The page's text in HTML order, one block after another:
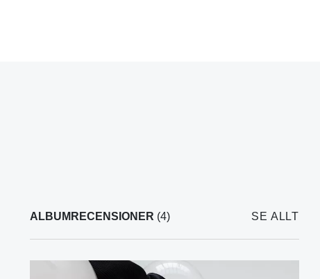
ALBUMRECENSIONER (4) SE ALLT